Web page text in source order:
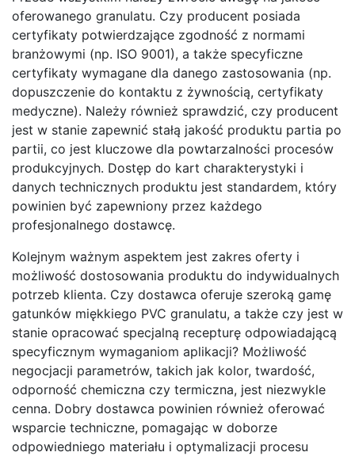
oferowanego granulatu. Czy producent posiada
certyfikaty potwierdzające zgodność z normami
branżowymi (np. ISO 9001), a także specyficzne
certyfikaty wymagane dla danego zastosowania (np.
dopuszczenie do kontaktu z żywnością, certyfikaty
medyczne). Należy również sprawdzić, czy producent
jest w stanie zapewnić stałą jakość produktu partia po
partii, co jest kluczowe dla powtarzalności procesów
produkcyjnych. Dostęp do kart charakterystyki i
danych technicznych produktu jest standardem, który
powinien być zapewniony przez każdego
profesjonalnego dostawcę.
Kolejnym ważnym aspektem jest zakres oferty i
możliwość dostosowania produktu do indywidualnych
potrzeb klienta. Czy dostawca oferuje szeroką gamę
gatunków miękkiego PVC granulatu, a także czy jest w
stanie opracować specjalną recepturę odpowiadającą
specyficznym wymaganiom aplikacji? Możliwość
negocjacji parametrów, takich jak kolor, twardość,
odporność chemiczna czy termiczna, jest niezwykle
cenna. Dobry dostawca powinien również oferować
wsparcie techniczne, pomagając w doborze
odpowiedniego materiału i optymalizacji procesu